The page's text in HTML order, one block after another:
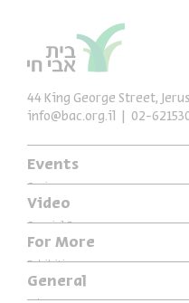
Events
Series
Past Programs
Video
Special Programs
Music
For More
Exhibitions
Articles
General
44 King George Street,
info@bac.org.il
02-